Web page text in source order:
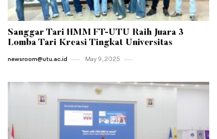
Sanggar Tari HMM FT-UTU Raih Juara 3
Lomba Tari Kreasi Tingkat Universitas
newsroom@utu.ac.id May 9 , 2025